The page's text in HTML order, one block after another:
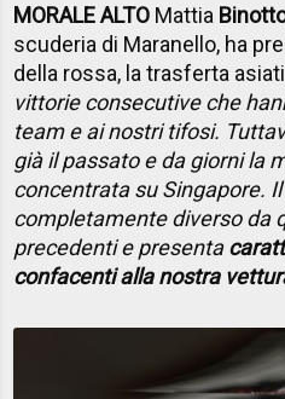
MORALE ALTO Mattia
scuderia di Maranello, ha
della rossa, la trasferta
vittorie consecutive che
team e ai nostri tifosi.
già il passato e da giorni la
concentrata su Singapore.
completamente diverso da
precedenti e presenta
confacenti alla nostra